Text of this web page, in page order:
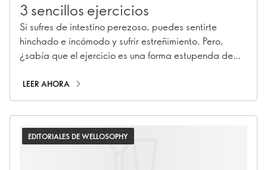
3 sencillos ejercicios
Si sufres de intestino perezoso, puedes sentirte
hinchado e incómodo y sufrir estreñimiento. Pero,
¿sabía que el ejercicio es una forma estupenda de
nosotros.
LEER AHORA
EDITORIALES DE WELLOSOPHY